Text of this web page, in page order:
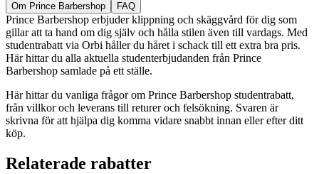
Om Prince Barbershop FAQ
Prince Barbershop erbjuder klippning och skäggvård för dig som
gillar att ta hand om dig själv och hålla stilen även till vardags. Med
studentrabatt via Orbi håller du håret i schack till ett extra bra pris.
Här hittar du alla aktuella studenterbjudanden från Prince
Barbershop samlade på ett ställe.
Här hittar du vanliga frågor om Prince Barbershop studentrabatt,
från villkor och leverans till returer och felsökning. Svaren är
skrivna för att hjälpa dig komma vidare snabbt innan eller efter ditt
köp.
Relaterade rabatter